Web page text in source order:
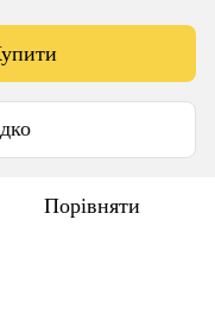
Порівняти